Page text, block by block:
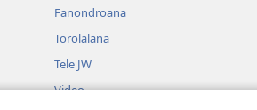
Fanondroana
Torolalana
Tele JW
Video